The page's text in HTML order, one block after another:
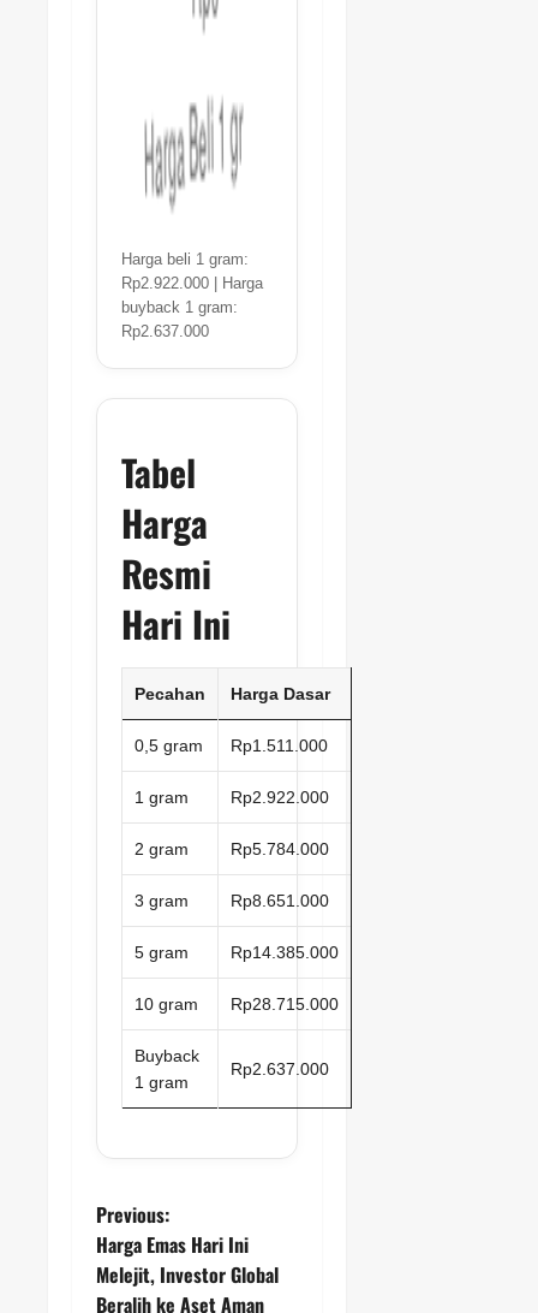
Harga beli 1 gram:
Rp2.922.000 | Harga
buyback 1 gram:
Rp2.637.000
Tabel
Harga
Resmi
Hari Ini
Pecahan Harga Dasar
0,5 gram Rp1.511.000
1 gram Rp2.922.000
2 gram Rp5.784.000
3 gram Rp8.651.000
5 gram Rp14.385.000
10 gram Rp28.715.000
Buyback
1 gram
Rp2.637.000
P
o
Previous:
Harga Emas Hari Ini
Melejit, Investor Global
Beralih ke Aset Aman